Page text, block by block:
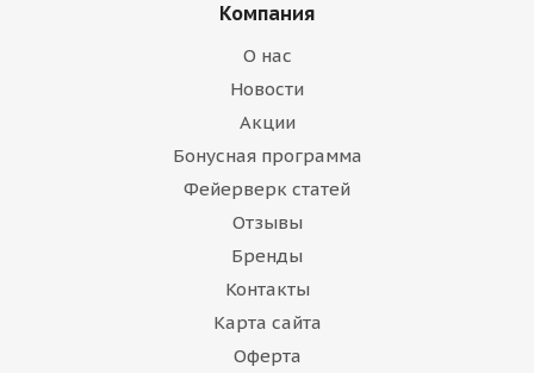
Компания
О нас
Новости
Акции
Бонусная программа
Фейерверк статей
Отзывы
Бренды
Контакты
Карта сайта
Оферта